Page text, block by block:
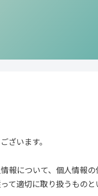
ざいます。
報について、個人情報
て適切に取り扱うものと